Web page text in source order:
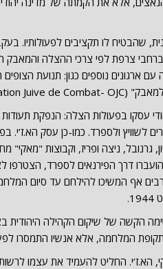
שהבטיח לו תקציבים לפעולותיו.
צרפת לפי צרכי ההצלה והמאבק
עסקו בפעולות הצלה: הנפקת תעודות
לשוויץ ולספרד. כמו-כן עסק הא.ז’י.
גרנובל, ניצה ופריז, וקבוצות "מאקי"
דרך הפירנאים לספרד, הצטרפו
הקשה של שיקום הקהילה היהודית
המלחמה, אלא אנשיו התמסרו
הא.ז’י. החליט להעמיד את עצמו